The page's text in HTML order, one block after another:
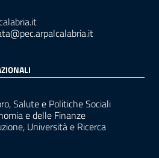
Salute e Politiche Sociali
e delle Finanze
Università e Ricerca